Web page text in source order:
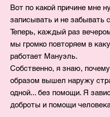
Вот по какой причине мне
записывать и не забывать
Теперь, каждый раз
мы громко повторяем в
работает Мануэль.
Собственно, я знаю,
образом вышел наружу
одной... без помощи. Я
доброты и помощи